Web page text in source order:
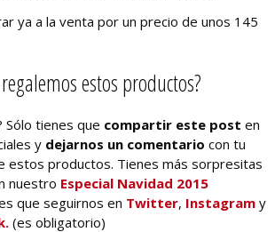
ya a la venta por un precio de unos 145
estos productos?
Sólo tienes que compartir este post en
y dejarnos un comentario con tu
estos productos. Tienes más sorpresitas
nuestro Especial Navidad 2015
que seguirnos en Twitter, Instagram y
(es obligatorio)